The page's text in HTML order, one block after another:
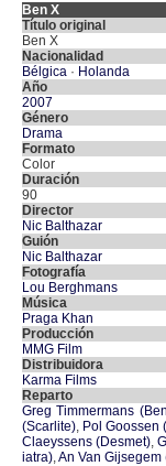
Ben X
Título original
Ben X
Nacionalidad
Bélgica · Holanda
Año
2007
Género
Drama
Formato
Color
Duración
90
Director
Nic Balthazar
Guión
Nic Balthazar
Fotografía
Lou Berghmans
Música
Praga Khan
Producción
MMG Film
Distribuidora
Karma Films
Reparto
Greg Timmermans
(Scarlite) Pol Goossen
Claeyssens (Desmet) ,
iatra) An Van Gijsegem